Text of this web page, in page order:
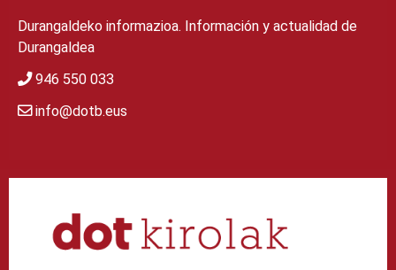
Durangaldeko informazioa. Información y actualidad de
Durangaldea
946 550 033
info@dotb.eus